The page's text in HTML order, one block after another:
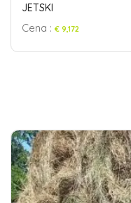
JETSKI
Cena : € 9,172